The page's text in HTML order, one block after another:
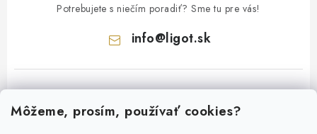
Môžeme, prosím, používať cookies?
Potrebujete s niečím poradiť? Sme tu pre vás!
info@ligot.sk